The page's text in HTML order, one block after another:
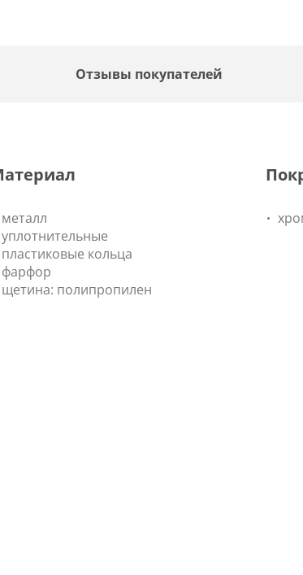
Отзывы покупателей
металл
уплотнительные
пластиковые кольца
фарфор
щетина: полипропилен